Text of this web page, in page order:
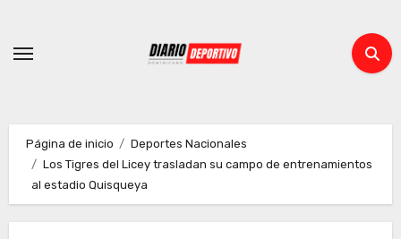
contenido
Página de inicio
Deportes Nacionales
Los Tigres del Licey trasladan su campo de entrenamientos
al estadio Quisqueya